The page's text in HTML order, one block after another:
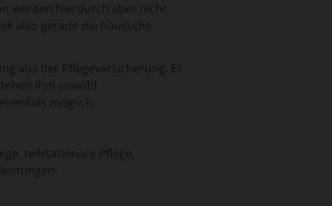
werden hierdurch aber nicht
also gerade die häusliche
aus der Pflegeversicherung. Er
ihm sowohl
möglich.
teilstationäre Pflege,